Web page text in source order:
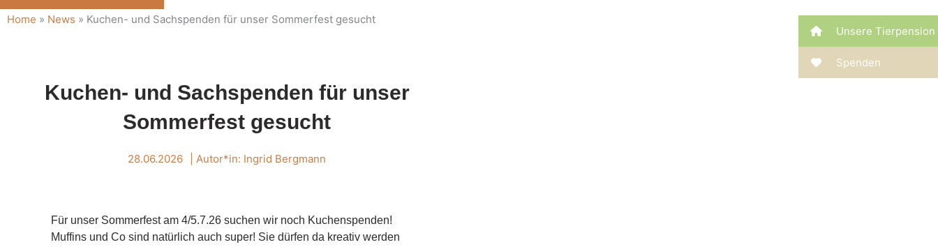
Home » News » Kuchen- und Sachspenden für unser Sommerfest gesucht
Kuchen- und Sachspenden für unser
Sommerfest gesucht
28.06.2026 | Autor*in: Ingrid Bergmann
Für unser Sommerfest am 4/5.7.26 suchen wir noch Kuchenspenden!
Muffins und Co sind natürlich auch super! Sie dürfen da kreativ werden
Unsere Tierpension
Spenden